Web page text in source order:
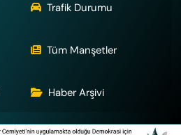
Trafik Durumu
Tüm Manşetler
Haber Arşivi